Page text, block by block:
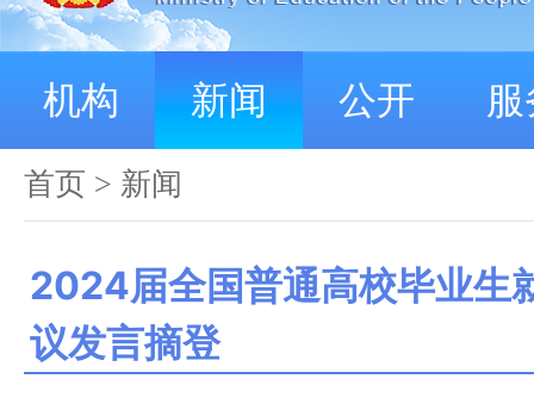
机构 新闻 公开
首页 > 新闻
2024届全国普通高校毕业生
议发言摘登